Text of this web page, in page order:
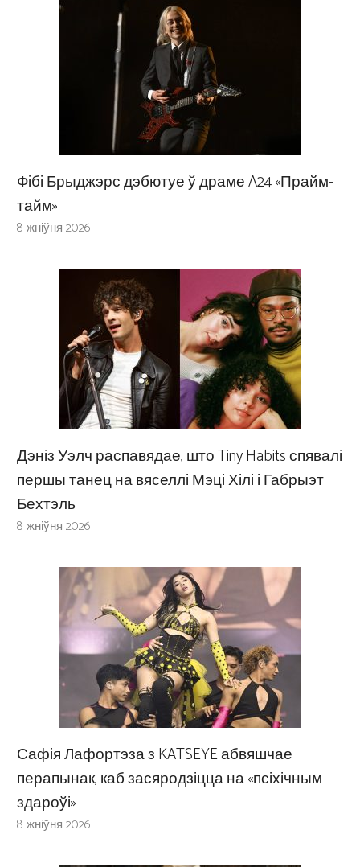
Фібі Брыджэрс дэбютуе ў драме A24 «Прайм-
тайм»
8 жніўня 2026
Дэніз Уэлч распавядае, што Tiny Habits спявалі
першы танец на вяселлі Мэці Хілі і Габрыэт
Бехтэль
8 жніўня 2026
Сафія Лафортэза з KATSEYE абвяшчае
перапынак, каб засяродзіцца на «псіхічным
здароўі»
8 жніўня 2026